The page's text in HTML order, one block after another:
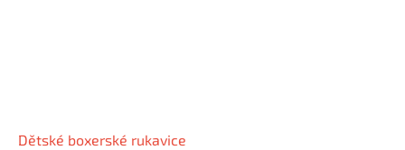
Dětské boxerské rukavice